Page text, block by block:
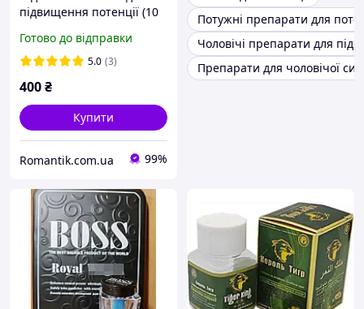
підвищення потенції (10
Готово до відправки
5.0 (3)
400₴
Купити
Romantik.com.ua 99%
Потужні препарати для
Чоловічі препарати для
Препарати для чоловічої